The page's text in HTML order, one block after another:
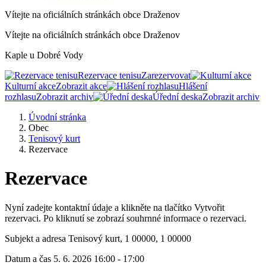
Vítejte na oficiálních stránkách obce Draženov
Vítejte na oficiálních stránkách obce Draženov
Kaple u Dobré Vody
Rezervace tenisuZarezervovat
Kulturní akceZobrazit akce
Hlášení
rozhlasuZobrazit archiv Úřední deskaZobrazit archiv
Úvodní stránka
Obec
Tenisový kurt
Rezervace
Rezervace
Nyní zadejte kontaktní údaje a klikněte na tlačítko Vytvořit
rezervaci. Po kliknutí se zobrazí souhrnné informace o rezervaci.
Subjekt a adresa Tenisový kurt, 1 00000, 1 00000
Datum a čas 5. 6. 2026 16:00 - 17:00